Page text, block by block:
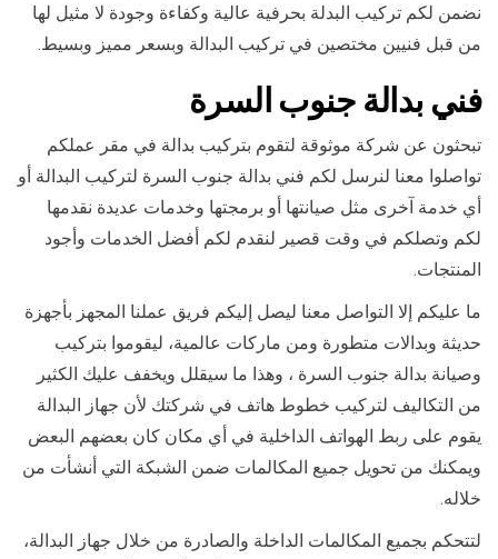
نضمن لكم تركيب البدلة بحرفية عالية وكفاءة وجودة لا مثيل لها
من قبل فنيين مختصين في تركيب البدالة وبسعر مميز وبسيط.
فني بدالة جنوب السرة
تبحثون عن شركة موثوقة لتقوم بتركيب بدالة في مقر عملكم
تواصلوا معنا لنرسل لكم فني بدالة جنوب السرة لتركيب البدالة أو
أي خدمة آخرى مثل صيانتها أو برمجتها وخدمات عديدة نقدمها
لكم وتصلكم في وقت قصير لنقدم لكم أفضل الخدمات وأجود
المنتجات.
ما عليكم إلا التواصل معنا ليصل إليكم فريق عملنا المجهز بأجهزة
حديثة وبدالات متطورة ومن ماركات عالمية، ليقوموا بتركيب
وصيانة بدالة جنوب السرة ، وهذا ما سيقلل ويخفف عليك الكثير
من التكاليف لتركيب خطوط هاتف في شركتك لأن جهاز البدالة
يقوم على ربط الهواتف الداخلية في أي مكان كان بعضهم البعض
ويمكنك من تحويل جميع المكالمات ضمن الشبكة التي أنشأت من
خلاله.
لتتحكم بجميع المكالمات الداخلة والصادرة من خلال جهاز البدالة،